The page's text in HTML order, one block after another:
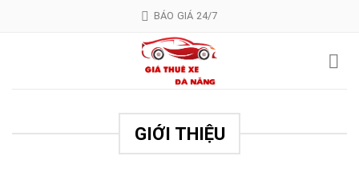
BÁO GIÁ 24/7
GIỚI THIỆU